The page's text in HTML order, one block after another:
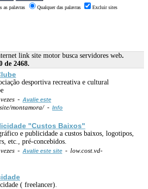
as palavras Qualquer das palavras
Excluir sites
link site motor busca servidores web.
de 2468.
desportiva recreativa e cultural
- Avalie este
montamora/ - Info
"Custos Baixos"
e publicidade a custos baixos, logotipos,
etc., pré-concebidos.
- Avalie este site - low.cost.vd-
( freelancer).